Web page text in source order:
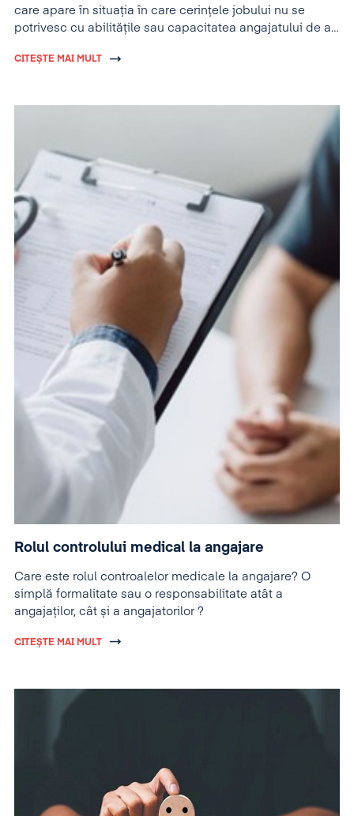
care apare în situația în care cerințele jobului nu se
potrivesc cu abilitățile sau capacitatea angajatului de a
CITEȘTE MAI MULT
Rolul controlului medical la angajare
Care este rolul controalelor medicale la angajare? O
simplă formalitate sau o responsabilitate atât a
angajaților, cât și a angajatorilor ?
CITEȘTE MAI MULT